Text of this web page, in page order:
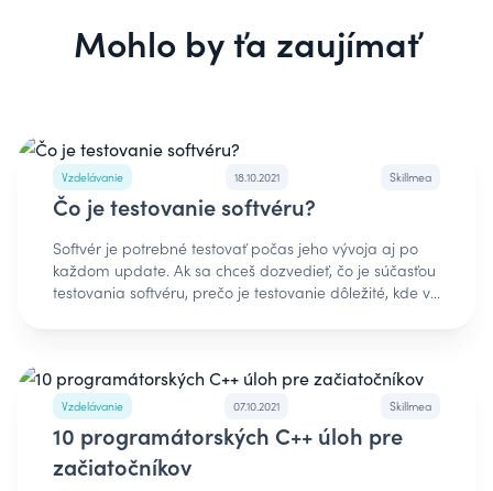
Mohlo by ťa zaujímať
Vzdelávanie 18.10.2021 Skillmea
Čo je testovanie softvéru?
Softvér je potrebné testovať počas jeho vývoja aj po
každom update. Ak sa chceš dozvedieť, čo je súčasťou
testovania softvéru, prečo je testovanie dôležité, kde v
softvéru je metóda, ktorá kontroluje, či skutočný
softvérový produkt zodpovedá očakávaným
požiadavkám (implicitným aj explicitným) a zaisťuje,
aby softvérový produkt neobsahoval chyby, resp.
pomáha s tým, aby software obsahoval čo najmenej
Vzdelávanie 07.10.2021 Skillmea
10 programátorských C++ úloh pre
začiatočníkov